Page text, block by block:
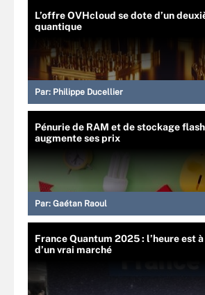
L’offre OVHcloud se dote d’un
quantique
Par: Philippe Ducellier
Pénurie de RAM et de stockage
augmente ses prix
Par: Gaétan Raoul
France Quantum 2025 : l’heure est
d’un vrai marché